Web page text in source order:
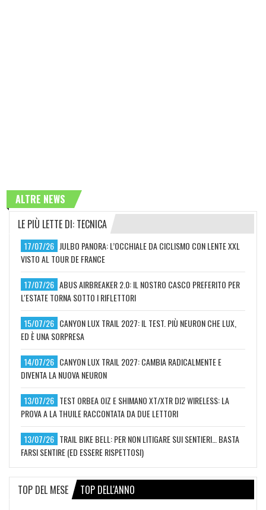
ALTRE NEWS
LE PIÙ LETTE DI: TECNICA
17/07/26 JULBO PANORA: L’OCCHIALE DA CICLISMO CON LENTE XXL
VISTO AL TOUR DE FRANCE
17/07/26 ABUS AIRBREAKER 2.0: IL NOSTRO CASCO PREFERITO PER
L'ESTATE TORNA SOTTO I RIFLETTORI
15/07/26 CANYON LUX TRAIL 2027: IL TEST. PIÙ NEURON CHE LUX,
ED È UNA SORPRESA
14/07/26 CANYON LUX TRAIL 2027: CAMBIA RADICALMENTE E
DIVENTA LA NUOVA NEURON
13/07/26 TEST ORBEA OIZ E SHIMANO XT/XTR DI2 WIRELESS: LA
PROVA A LA THUILE RACCONTATA DA DUE LETTORI
13/07/26 TRAIL BIKE BELL: PER NON LITIGARE SUI SENTIERI… BASTA
FARSI SENTIRE (ED ESSERE RISPETTOSI)
TOP DEL MESE TOP DELL'ANNO